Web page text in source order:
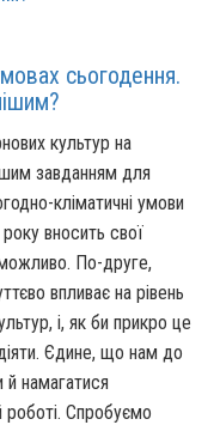
сьогодення.
культур на
завданням для
кліматичні умови
вносить свої
По-друге,
впливає на рівень
і, як би прикро це
Єдине, що нам до
й намагатися
Спробуємо